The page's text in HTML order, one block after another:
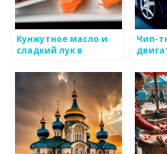
Кунжутное масло и
сладкий лук в
сочетание для
традиционной
японской кухни
Чип-